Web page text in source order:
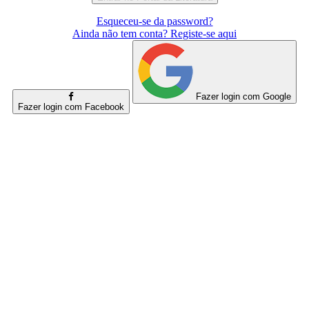
Esqueceu-se da password?
Ainda não tem conta? Registe-se aqui
Fazer login com Facebook
Fazer login com Google